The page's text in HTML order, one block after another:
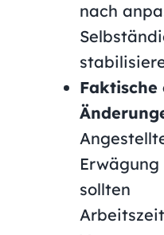
nach
sollten